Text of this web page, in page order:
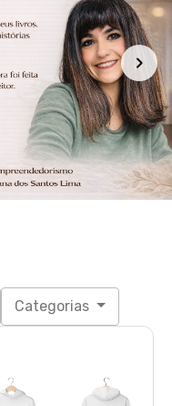
Categorias